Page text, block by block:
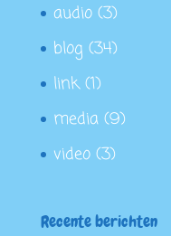
audio(3)
blog (34)
link(1)
media(9)
video(3)
Recente berichten